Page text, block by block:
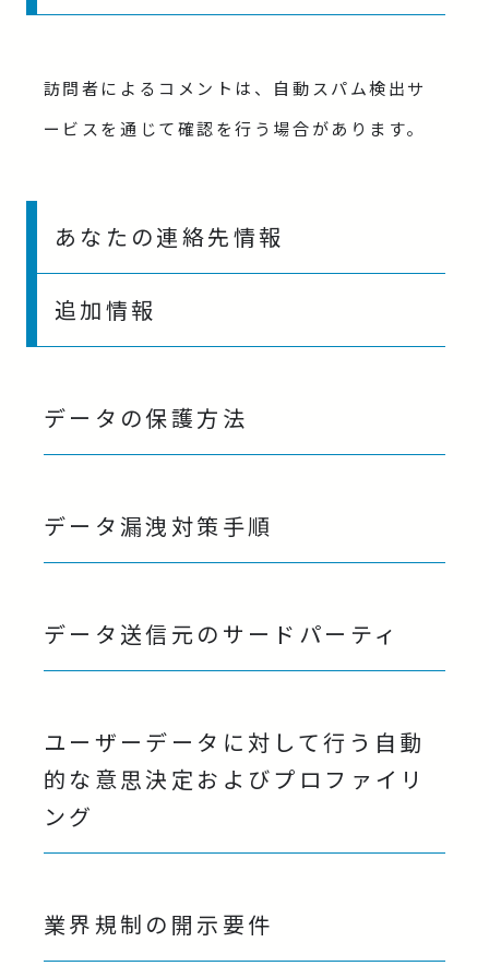
訪問者によるコメントは、自動スパム検出サ
ービスを通じて確認を行う場合があります。
あなたの連絡先情報
追加情報
データの保護方法
データ漏洩対策手順
データ送信元のサードパーティ
ユーザーデータに対して行う自動
的な意思決定およびプロファイリ
ング
業界規制の開示要件